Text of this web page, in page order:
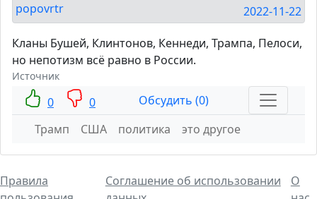
popovrtr 2022-11-22
Кланы Бушей, Клинтонов, Кеннеди, Трампа, Пелоси,
но непотизм всё равно в России.
Источник
0 0
Обсудить (0)
Трамп
США политика это другое
Правила
Соглашение об использовании
О